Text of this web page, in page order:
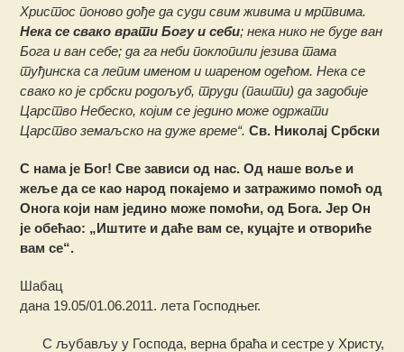
Христос поново дође да суди свим живима и мртвима.
Нека се свако врати Богу и себи; нека нико не буде ван
Бога и ван себе; да га неби поклопили језива тама
туђинска са лепим именом и шареном одећом. Нека се
свако ко је србски родољуб, труди (пашти) да задобије
Царство Небеско, којим се једино може одржати
Царство земаљско на дуже време“. Св. Николај Србски
С нама је Бог! Све зависи од нас. Од наше воље и
жеље да се као народ покајемо и затражимо помоћ од
Онога који нам једино може помоћи, од Бога. Јер Он
је обећао: „Иштите и даће вам се, куцајте и отвориће
вам се“.
Шабац
дана 19.05/01.06.2011. лета Господњег.
С љубављу у Господа, верна браћа и сестре у Христу,